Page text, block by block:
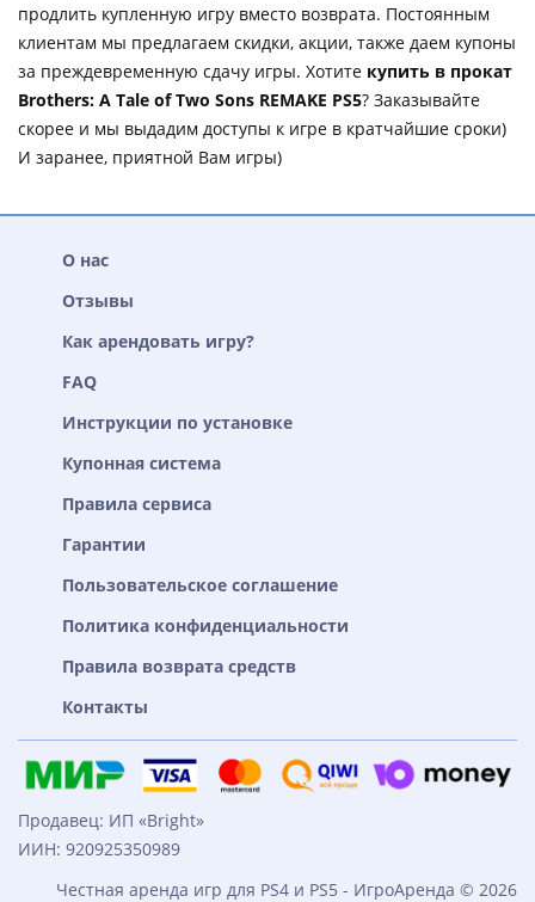
продлить купленную игру вместо возврата. Постоянным
клиентам мы предлагаем скидки, акции, также даем купоны
за преждевременную сдачу игры. Хотите купить в прокат
Brothers: A Tale of Two Sons REMAKE PS5? Заказывайте
скорее и мы выдадим доступы к игре в кратчайшие сроки)
И заранее, приятной Вам игры)
О нас
Отзывы
Как арендовать игру?
FAQ
Инструкции по установке
Купонная система
Правила сервиса
Гарантии
Пользовательское соглашение
Политика конфиденциальности
Правила возврата средств
Контакты
Продавец: ИП «Bright»
ИИН: 920925350989
Честная аренда игр для PS4 и PS5 - ИгроАренда © 2026